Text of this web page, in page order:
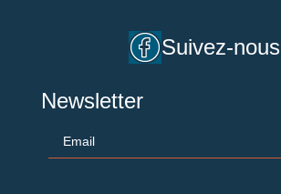
Suivez-nous
Newsletter
Email